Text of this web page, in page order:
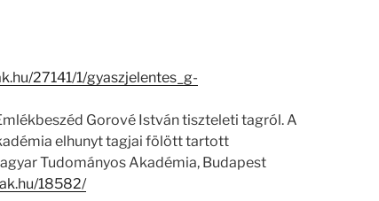
27141/1/gyaszjelentes_g-
Gorové István tiszteleti tagról. A
elhunyt tagjai fölött tartott
Tudományos Akadémia, Budapest
18582/